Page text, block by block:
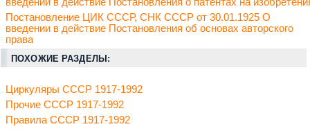
введении в действие Постановления о патентах на
Постановление ЦИК СССР, СНК СССР от 30.01.1925 О
введении в действие Постановления об основах авторского
права
ПОХОЖИЕ РАЗДЕЛЫ:
Циркуляры СССР 1917-1992
Прочие СССР 1917-1992
Правила СССР 1917-1992